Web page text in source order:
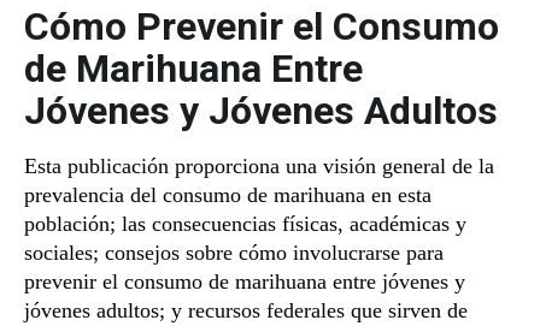
Cómo Prevenir el Consumo
de Marihuana Entre
Jóvenes y Jóvenes Adultos
Esta publicación proporciona una visión general de la
prevalencia del consumo de marihuana en esta
población; las consecuencias físicas, académicas y
sociales; consejos sobre cómo involucrarse para
prevenir el consumo de marihuana entre jóvenes y
jóvenes adultos; y recursos federales que sirven de